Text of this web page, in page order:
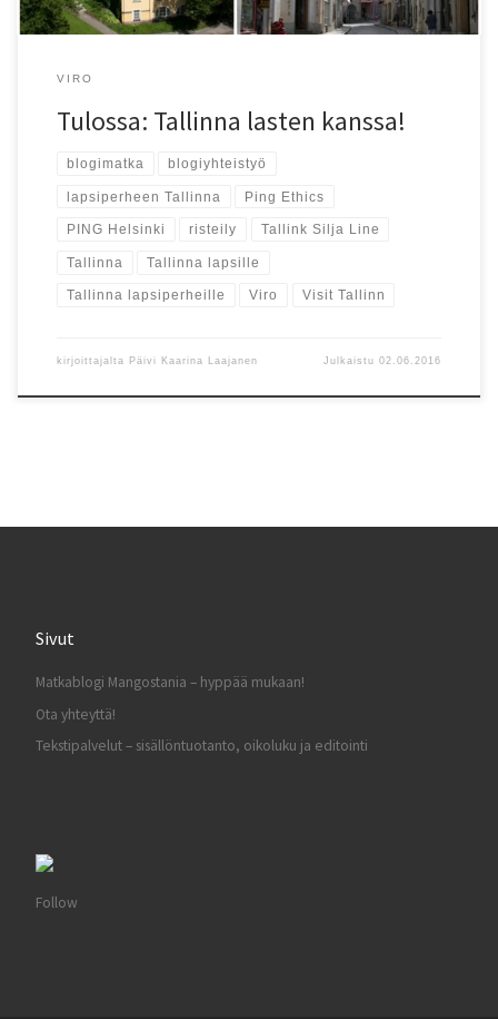
VIRO
Tulossa: Tallinna lasten kanssa!
blogimatka blogiyhteistyö
lapsiperheen Tallinna Ping Ethics
PING Helsinki risteily Tallink Silja Line
Tallinna Tallinna lapsille
Tallinna lapsiperheille Viro Visit Tallinn
kirjoittajalta Päivi Kaarina Laajanen Julkaistu02.06.2016
Sivut
Matkablogi Mangostania – hyppää mukaan!
Ota yhteyttä!
Tekstipalvelut – sisällöntuotanto, oikoluku ja editointi
Follow